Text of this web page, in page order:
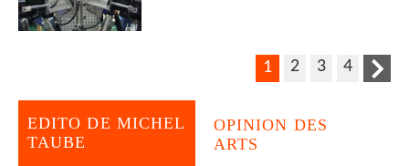
1 2 3 4
EDITO DE MICHEL
TAUBE
OPINION DES
ARTS